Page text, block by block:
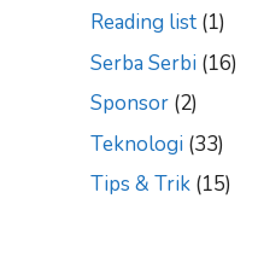
Reading list (1)
Serba Serbi (16)
Sponsor (2)
Teknologi (33)
Tips & Trik (15)